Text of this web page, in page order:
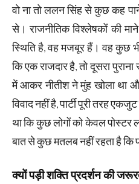
वो ना तो ललन सिंह से कुछ कह
से। राजनीतिक विश्लेषकों की
स्थिति है, वह मजबूर हैं। वह कुछ
कि एक राजदार है, तो दूसरा
में आकर नीतीश ने मुंह खोला था
विवाद नहीं है, पार्टी पूरी तरह
था कि कुछ लोगों को केवल पोस्‍टर
बात से कुछ मतलब नहीं रहता है कि
क्यों पड़ी शक्ति प्रदर्शन की